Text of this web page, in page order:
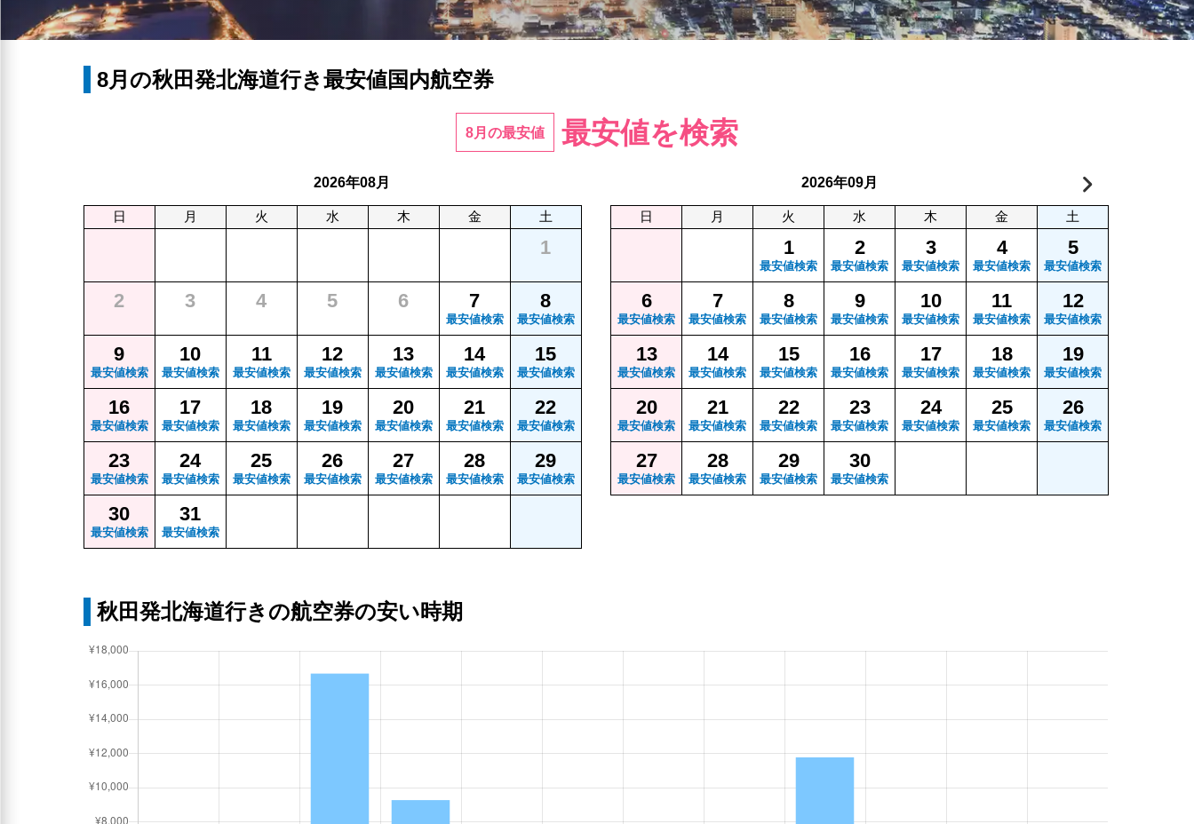
8月の秋田発北海道行き最安値国内航空券
8月の最安値 最安値を検索
2026年08月
日 月 火 水 木 金 土
1
2 3 4 5 6 7
最安値検索
8
最安値検索
9
最安値検索
10
最安値検索
11
最安値検索
12
最安値検索
13
最安値検索
14
最安値検索
15
最安値検索
16
最安値検索
17
最安値検索
18
最安値検索
19
最安値検索
20
最安値検索
21
最安値検索
22
最安値検索
23
最安値検索
24
最安値検索
25
最安値検索
26
最安値検索
27
最安値検索
28
最安値検索
29
最安値検索
30
最安値検索
31
最安値検索
2026年09月
日 月 火 水 木 金 土
1
最安値検索
2
最安値検索
3
最安値検索
4
最安値検索
5
最安値検索
6
最安値検索
7
最安値検索
8
最安値検索
9
最安値検索
10
最安値検索
11
最安値検索
12
最安値検索
13
最安値検索
14
最安値検索
15
最安値検索
16
最安値検索
17
最安値検索
18
最安値検索
19
最安値検索
20
最安値検索
21
最安値検索
22
最安値検索
23
最安値検索
24
最安値検索
25
最安値検索
26
最安値検索
27
最安値検索
28
最安値検索
29
最安値検索
30
最安値検索
秋田発北海道行きの航空券の安い時期